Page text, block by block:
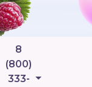
8
(800)
333- Телефоны